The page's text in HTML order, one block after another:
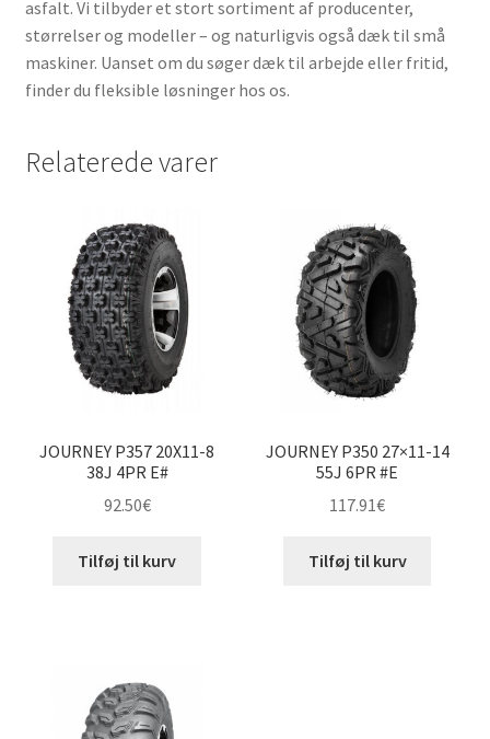
asfalt. Vi tilbyder et stort sortiment af producenter,
størrelser og modeller – og naturligvis også dæk til små
maskiner. Uanset om du søger dæk til arbejde eller fritid,
finder du fleksible løsninger hos os.
Relaterede varer
JOURNEY P357 20X11-8
38J 4PR E#
92.50€
Tilføj til kurv
JOURNEY P350 27×11-14
55J 6PR #E
117.91€
Tilføj til kurv